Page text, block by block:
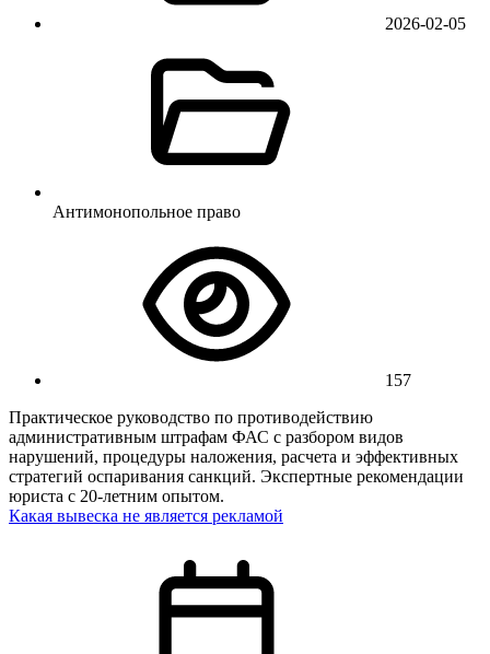
2026-02-05
Антимонопольное право
157
Практическое руководство по противодействию
административным штрафам ФАС с разбором видов
нарушений, процедуры наложения, расчета и эффективных
стратегий оспаривания санкций. Экспертные рекомендации
юриста с 20-летним опытом.
Какая вывеска не является рекламой